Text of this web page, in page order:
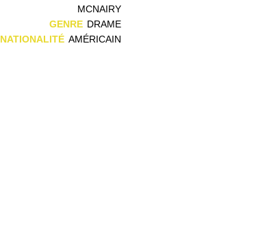
MCNAIRY
GENRE DRAME
NATIONALITÉ AMÉRICAIN